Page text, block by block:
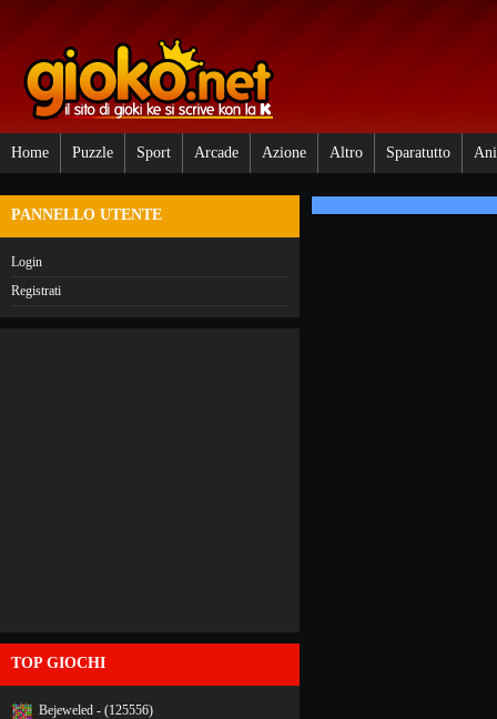
Home Puzzle Sport Arcade Azione Altro Sparatutto
PANNELLO UTENTE
Login
Registrati
TOP GIOCHI
Bejeweled - (125556)